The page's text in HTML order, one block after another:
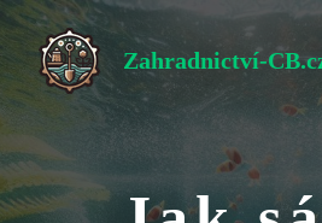
Přeskočit
obsah
Zahradnictví-